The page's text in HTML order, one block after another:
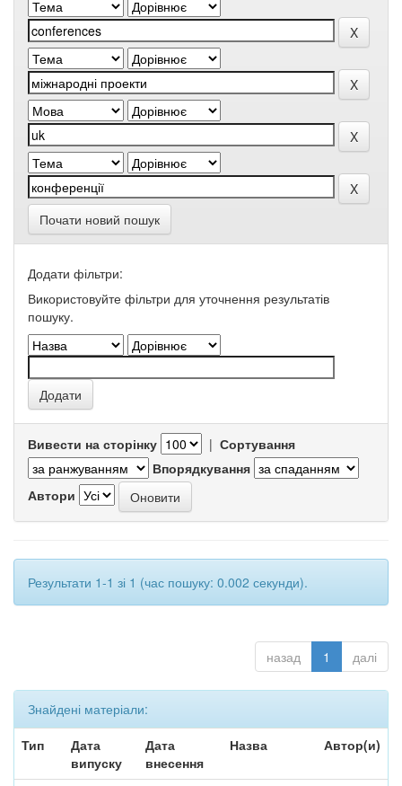
Почати новий пошук
Додати фільтри:
Використовуйте фільтри для уточнення результатів
пошуку.
Вивести на сторінку | Сортування
Впорядкування
Автори
Результати 1-1 зі 1 (час пошуку: 0.002 секунди).
назад 1 далі
Знайдені матеріали:
Тип
Дата
випуску
Дата
внесення
Назва Автор(и)